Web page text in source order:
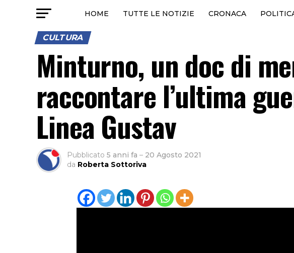
HOME TUTTE LE NOTIZIE CRONACA
CULTURA
Minturno, un doc di
raccontare l’ultima
Linea Gustav
Pubblicato 5 anni fa – 20 Agosto 2021
da Roberta Sottoriva